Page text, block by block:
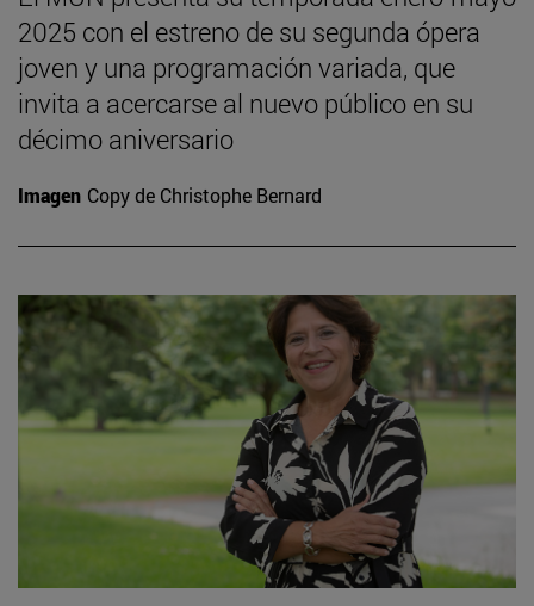
2025 con el estreno de su segunda ópera
joven y una programación variada, que
invita a acercarse al nuevo público en su
décimo aniversario
Imagen Copy de Christophe Bernard